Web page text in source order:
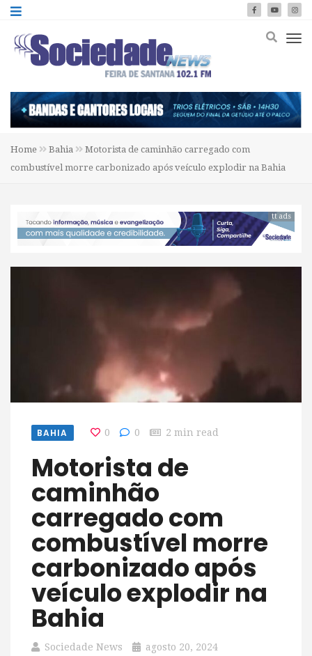
Home Bahia
Motorista de caminhão carregado com
combustível morre carbonizado após veículo explodir na Bahia
tt ads
BAHIA 0 0 2 min read
Motorista de
caminhão
carregado com
combustível morre
carbonizado após
veículo explodir na
Bahia
Sociedade News agosto 20, 2024